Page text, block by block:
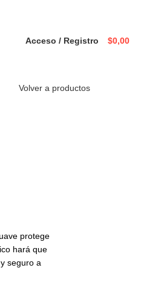
Acceso / Registro $0,00
Volver a productos
protege
hará que
seguro a